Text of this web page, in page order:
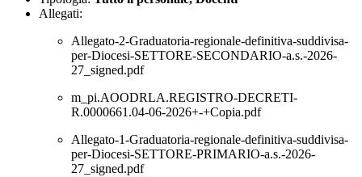
Allegati:
Allegato-2-Graduatoria-regionale-definitiva-suddivisa-
per-Diocesi-SETTORE-SECONDARIO-a.s.-2026-
27_signed.pdf
m_pi.AOODRLA.REGISTRO-DECRETI-
R.0000661.04-06-2026+-+Copia.pdf
Allegato-1-Graduatoria-regionale-definitiva-suddivisa-
per-Diocesi-SETTORE-PRIMARIO-a.s.-2026-
27_signed.pdf